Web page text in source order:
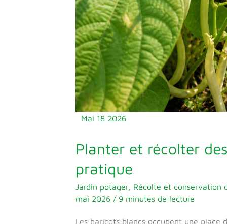
Mai 18 2026
Planter et récolter
pratique
Jardin potager, Récolte et conservation
mai 2026 / 9 minutes de lecture
Les haricots blancs occupent une place
pratique